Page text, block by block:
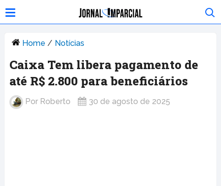
Home / Notícias
Caixa Tem libera pagamento de
até R$ 2.800 para beneficiários
Por Roberto 30 de agosto de 2025